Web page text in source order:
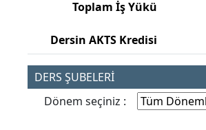
Toplam İş Yükü
Dersin AKTS Kredisi
DERS ŞUBELERİ
Dönem seçiniz :